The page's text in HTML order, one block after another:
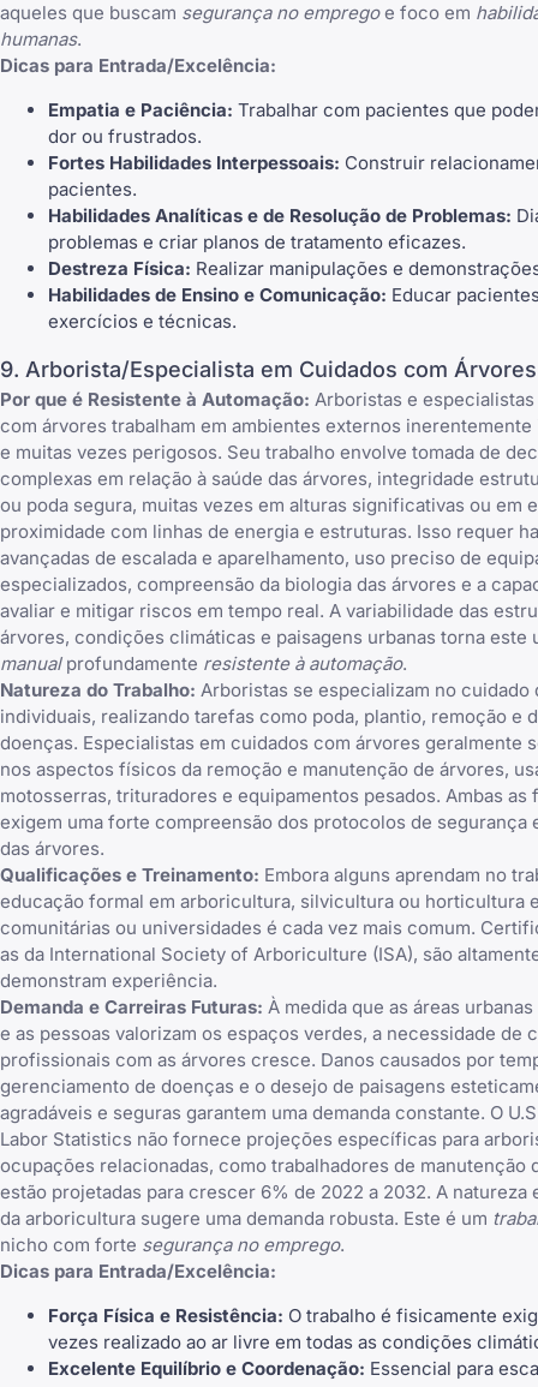
aqueles que buscam segurança no empregoe foco em
humanas.
Dicas para Entrada/Excelência:
Empatia e Paciência: Trabalhar com pacientes que
dor ou frustrados.
Fortes Habilidades Interpessoais: Construir
pacientes.
Habilidades Analíticas e de Resolução de Problemas:
problemas e criar planos de tratamento eficazes.
Destreza Física: Realizar manipulações e
Habilidades de Ensino e Comunicação: Educar
exercícios e técnicas.
9. Arborista/Especialista em Cuidados com Árvores
Por que é Resistente à Automação: Arboristas e
com árvores trabalham em ambientes externos
e muitas vezes perigosos. Seu trabalho envolve tomada de
complexas em relação à saúde das árvores, integridade
ou poda segura, muitas vezes em alturas significativas ou em
proximidade com linhas de energia e estruturas. Isso requer
avançadas de escalada e aparelhamento, uso preciso de
especializados, compreensão da biologia das árvores e a
avaliar e mitigar riscos em tempo real. A variabilidade das
árvores, condições climáticas e paisagens urbanas torna este
manualprofundamente resistente à automação.
Natureza do Trabalho: Arboristas se especializam no cuidado
individuais, realizando tarefas como poda, plantio, remoção e
doenças. Especialistas em cuidados com árvores geralmente
nos aspectos físicos da remoção e manutenção de árvores,
motosserras, trituradores e equipamentos pesados. Ambas as
exigem uma forte compreensão dos protocolos de segurança
das árvores.
Qualificações e Treinamento: Embora alguns aprendam no
educação formal em arboricultura, silvicultura ou horticultura
comunitárias ou universidades é cada vez mais comum.
as da International Society of Arboriculture (ISA), são
demonstram experiência.
Demanda e Carreiras Futuras: À medida que as áreas
e as pessoas valorizam os espaços verdes, a necessidade de
profissionais com as árvores cresce. Danos causados por
gerenciamento de doenças e o desejo de paisagens
agradáveis e seguras garantem uma demanda constante. O
Labor Statistics não fornece projeções específicas para
ocupações relacionadas, como trabalhadores de manutenção
estão projetadas para crescer 6% de 2022 a 2032. A natureza
da arboricultura sugere uma demanda robusta. Este é um
nicho com forte segurança no emprego.
Dicas para Entrada/Excelência:
Força Física e Resistência: O trabalho é fisicamente
vezes realizado ao ar livre em todas as condições
Excelente Equilíbrio e Coordenação: Essencial para